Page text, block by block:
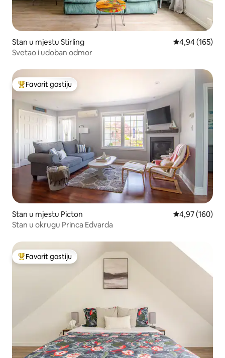
Stan u mjestu Stirling prosječna
4,94 (165)
Svetao i udoban odmor
Glavni favorit gostiju
Favorit gostiju
Stan u mjestu Picton prosječna
4,97 (160)
Stan u okrugu Princa Edvarda
Glavni favorit gostiju
Favorit gostiju